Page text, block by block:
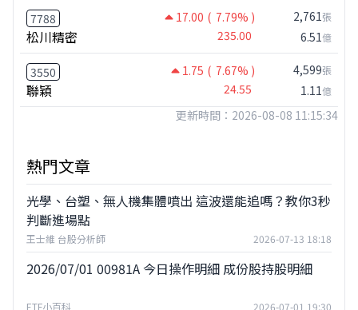
7788 17.00 ( 7.79% )
松川精密 235.00
2,761張
6.51億
3550 1.75 ( 7.67% )
聯穎 24.55
4,599張
1.11億
更新時間：2026-08-08 11:15:34
熱門文章
光學、台塑、無人機集體噴出 這波還能追嗎？教你3秒
判斷進場點
王士維 台股分析師 2026-07-13 18:18
2026/07/01 00981A 今日操作明細 成份股持股明細
ETF小百科 2026-07-01 19:30